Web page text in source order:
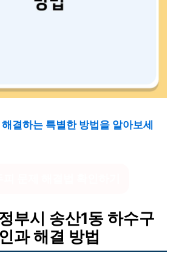
결하는 특별한 방법을 알아보세
부시 송산1동 하수구
과 해결 방법